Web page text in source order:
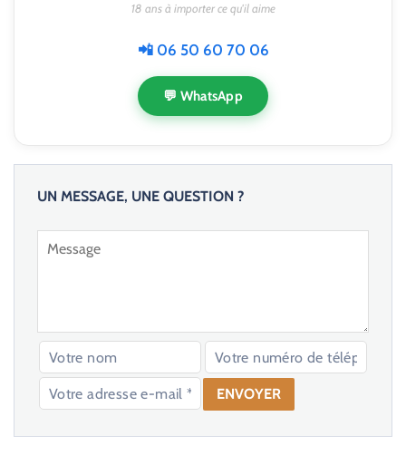
18 ans à importer ce qu'il aime
📲 06 50 60 70 06
💬 WhatsApp
UN MESSAGE, UNE QUESTION ?